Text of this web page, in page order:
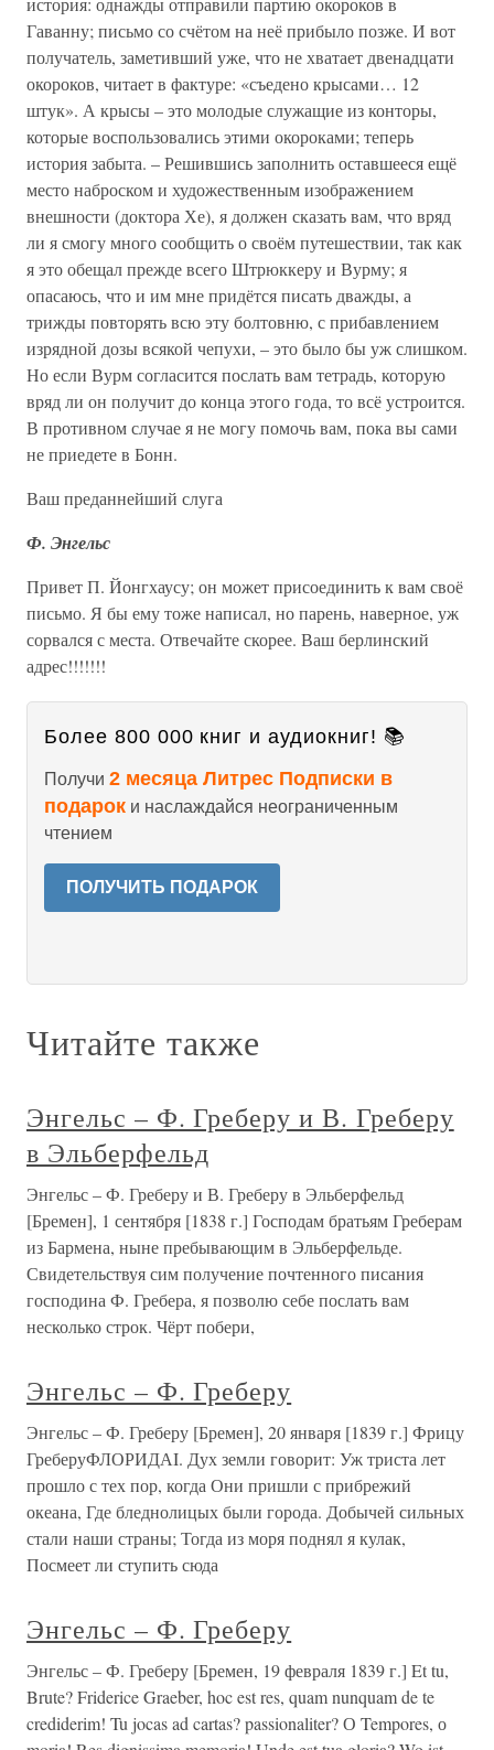
Гаванну; письмо со счётом на неё прибыло позже. И вот
получатель, заметивший уже, что не хватает двенадцати
окороков, читает в фактуре: «съедено крысами… 12
штук». А крысы – это молодые служащие из конторы,
которые воспользовались этими окороками; теперь
история забыта. – Решившись заполнить оставшееся ещё
место наброском и художественным изображением
внешности (доктора Хе), я должен сказать вам, что вряд
ли я смогу много сообщить о своём путешествии, так как
я это обещал прежде всего Штрюккеру и Вурму; я
опасаюсь, что и им мне придётся писать дважды, а
трижды повторять всю эту болтовню, с прибавлением
изрядной дозы всякой чепухи, – это было бы уж слишком.
Но если Вурм согласится послать вам тетрадь, которую
вряд ли он получит до конца этого года, то всё устроится.
В противном случае я не могу помочь вам, пока вы сами
не приедете в Бонн.
Ваш преданнейший слуга
Ф. Энгельс
Привет П. Йонгхаусу; он может присоединить к вам своё
письмо. Я бы ему тоже написал, но парень, наверное, уж
сорвался с места. Отвечайте скорее. Ваш берлинский
адрес!!!!!!!
Более 800 000 книг и аудиокниг! 📚
Получи 2 месяца Литрес Подписки в
подарок и наслаждайся неограниченным
чтением
ПОЛУЧИТЬ ПОДАРОК
Читайте также
Энгельс – Ф. Греберу и В. Греберу
в Эльберфельд
Энгельс – Ф. Греберу и В. Греберу в Эльберфельд
[Бремен], 1 сентября [1838 г.] Господам братьям Греберам
из Бармена, ныне пребывающим в Эльберфельде.
Свидетельствуя сим получение почтенного писания
господина Ф. Гребера, я позволю себе послать вам
несколько строк. Чёрт побери,
Энгельс – Ф. Греберу
Энгельс – Ф. Греберу [Бремен], 20 января [1839 г.] Фрицу
ГреберуФЛОРИДАI. Дух земли говорит: Уж триста лет
прошло с тех пор, когда Они пришли с прибрежий
океана, Где бледнолицых были города. Добычей сильных
стали наши страны; Тогда из моря поднял я кулак,
Посмеет ли ступить сюда
Энгельс – Ф. Греберу
Энгельс – Ф. Греберу [Бремен, 19 февраля 1839 г.] Et tu,
Brute? Friderice Graeber, hoc est res, quam nunquam de te
crediderim! Tu jocas ad cartas? passionaliter? О Tempores, о